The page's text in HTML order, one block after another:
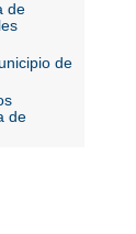
de
de
de